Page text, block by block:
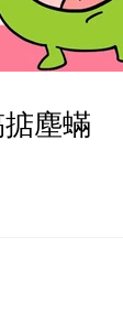
塵蟎